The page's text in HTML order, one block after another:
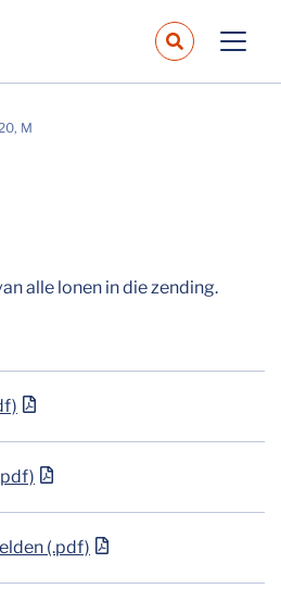
M
alle lonen in die zending.
(.pdf)